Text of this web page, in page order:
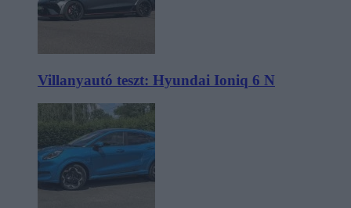
Villanyautó teszt: Hyundai Ioniq 6 N